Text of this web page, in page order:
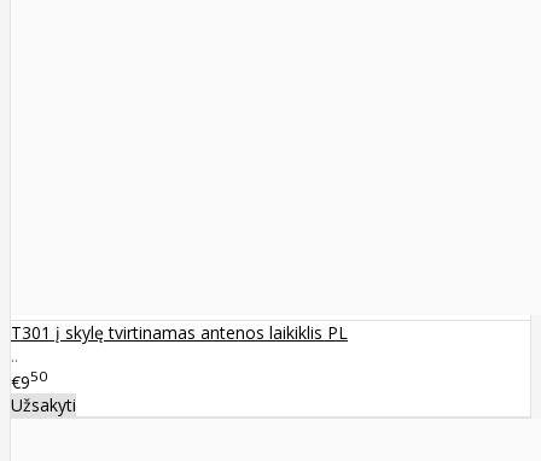
T301 į skylę tvirtinamas antenos laikiklis PL
..
€950
Užsakyti